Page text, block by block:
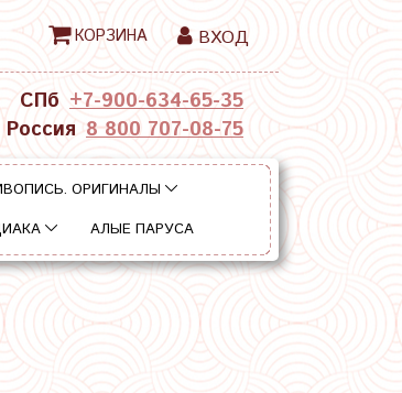
КОРЗИНА ВХОД
СПб +7-900-634-65-35
Россия 8 800 707-08-75
ОРИГИНАЛЫ
АЛЫЕ ПАРУСА